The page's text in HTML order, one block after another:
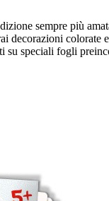
sempre più
decorazioni
su speciali fogli